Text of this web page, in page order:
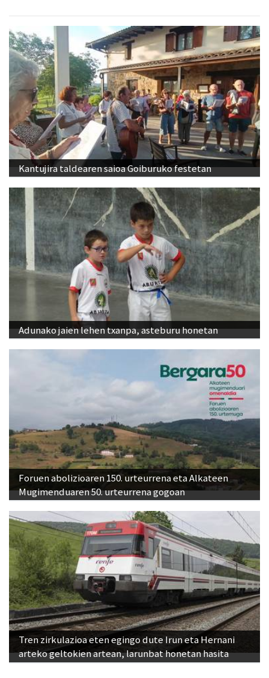
Kantujira taldearen saioa Goiburuko festetan
Adunako jaien lehen txanpa, asteburu honetan
Foruen abolizioaren 150. urteurrena eta Alkateen
Mugimenduaren 50. urteurrena gogoan
Tren zirkulazioa eten egingo dute Irun eta Hernani
arteko geltokien artean, larunbat honetan hasita